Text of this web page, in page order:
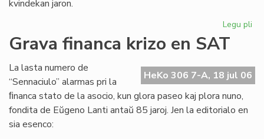
kvindekan jaron.
Legu pli
Grava financa krizo en SAT
HeKo 306 7-A, 18 jul 06
La lasta numero de
“Sennaciulo” alarmas pri la
ﬁnanca stato de la asocio, kun glora paseo kaj plora nuno,
fondita de Eŭgeno Lanti antaŭ 85 jaroj. Jen la editorialo en
sia esenco: